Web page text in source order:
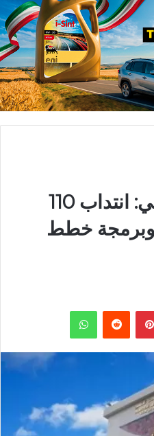
وزارة التعليم العالي: انتداب 110
خطط
بينتيريست واتساب